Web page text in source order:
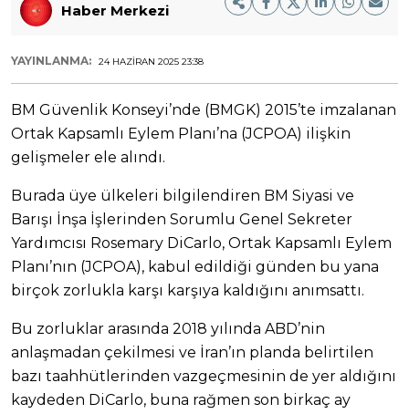
Haber Merkezi
YAYINLANMA: 24 HAZIRAN 2025 23:38
BM Güvenlik Konseyi’nde (BMGK) 2015’te imzalanan
Ortak Kapsamlı Eylem Planı’na (JCPOA) ilişkin
gelişmeler ele alındı.
Burada üye ülkeleri bilgilendiren BM Siyasi ve
Barışı İnşa İşlerinden Sorumlu Genel Sekreter
Yardımcısı Rosemary DiCarlo, Ortak Kapsamlı Eylem
Planı’nın (JCPOA), kabul edildiği günden bu yana
birçok zorlukla karşı karşıya kaldığını anımsattı.
Bu zorluklar arasında 2018 yılında ABD’nin
anlaşmadan çekilmesi ve İran’ın planda belirtilen
bazı taahhütlerinden vazgeçmesinin de yer aldığını
kaydeden DiCarlo, buna rağmen son birkaç ay